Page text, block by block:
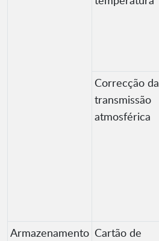
Correcção da
transmissão
atmosférica
Armazenamento Cartão de